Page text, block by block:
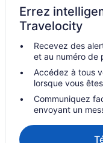
Hôtels pour les familles
Complexes et hôtels
Collingwood – Hôtels
Collingwood – Motels
Cookstown – Gîtes
Innisfil – Chalets
Innisfil – Hôtels
Errez
Travelocity
Recevez des
et au numéro de
Accédez à tous
lorsque vous
Communiquez
envoyant un